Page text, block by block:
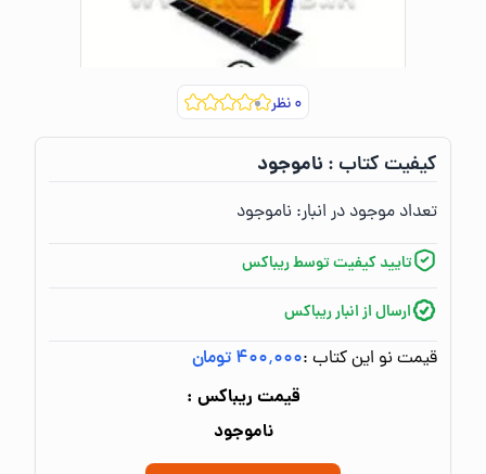
۰نظر
کیفیت کتاب :‌ ناموجود
تعداد موجود در انبار:‌ ناموجود
تایید کیفیت توسط ریباکس
ارسال از انبار ریباکس
قیمت نو این کتاب :۴۰۰٬۰۰۰ تومان
قیمت ریباکس :
ناموجود